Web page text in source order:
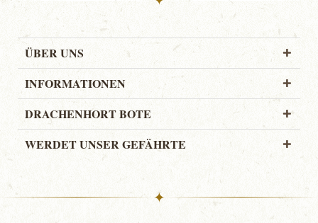
ÜBER UNS
INFORMATIONEN
DRACHENHORT BOTE
WERDET UNSER GEFÄHRTE
✦